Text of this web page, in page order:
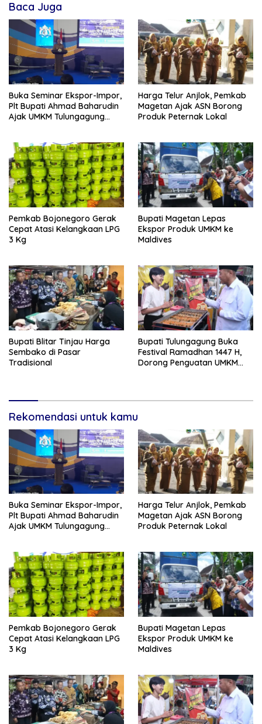
Baca Juga
Buka Seminar Ekspor-Impor,
Plt Bupati Ahmad Baharudin
Ajak UMKM Tulungagung
Harga Telur Anjlok, Pemkab
Magetan Ajak ASN Borong
Produk Peternak Lokal
Pemkab Bojonegoro Gerak
Cepat Atasi Kelangkaan LPG
3 Kg
Bupati Magetan Lepas
Ekspor Produk UMKM ke
Maldives
Bupati Blitar Tinjau Harga
Sembako di Pasar
Tradisional
Bupati Tulungagung Buka
Festival Ramadhan 1447 H,
Dorong Penguatan UMKM
Rekomendasi untuk kamu
Buka Seminar Ekspor-Impor,
Plt Bupati Ahmad Baharudin
Ajak UMKM Tulungagung
Harga Telur Anjlok, Pemkab
Magetan Ajak ASN Borong
Produk Peternak Lokal
Pemkab Bojonegoro Gerak
Cepat Atasi Kelangkaan LPG
3 Kg
Bupati Magetan Lepas
Ekspor Produk UMKM ke
Maldives